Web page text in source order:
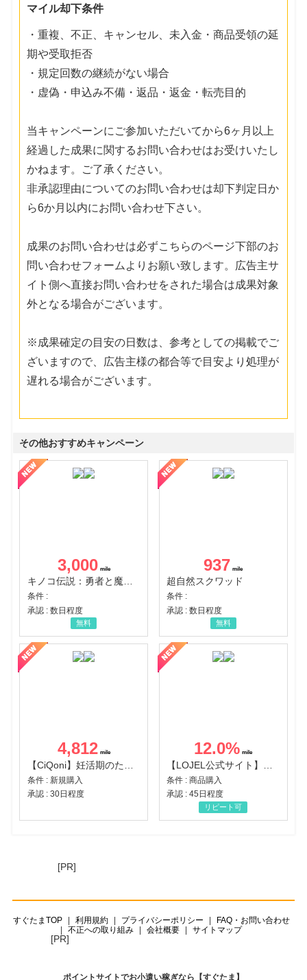
マイル却下条件
・重複、不正、キャンセル、未入金・商品受領の延
期や受取拒否
・規定回数の継続がない場合
・虚偽・申込み不備・返品・返金・転売目的
当キャンペーンにご参加いただいてから6ヶ月以上
経過した成果に関するお問い合わせはお受けいたし
かねます。ご了承ください。
非承認理由についてのお問い合わせは却下判定日か
ら6か月以内にお問い合わせ下さい。
成果のお問い合わせは必ずこちらのページ下部のお
問い合わせフォームよりお願い致します。広告主サ
イト側へ直接お問い合わせをされた場合は成果対象
外となる場合がございます。
※成果確定の目安の日数は、参考としての掲載でご
ざいますので、広告主様の都合等で目安より処理が
遅れる場合がございます。
その他おすすめキャンペーン
3,000
キノコ伝説：勇者と魔法のランプ
条件 :
承認 : 数日程度
無料
937
超自然スクワッド
条件 :
承認 : 数日程度
無料
4,812
条件 : 新規購入
承認 : 30日程度
12.0%
条件 : 商品購入
承認 : 45日程度
リピート可
[PR]
すぐたまTOP 利用規約 プライバシーポリシー
FAQ・お問い合わせ
不正への取り組み
会社概要 サイトマップ
[PR]
ポイントサイトでお小遣い稼ぎなら【すぐたま】